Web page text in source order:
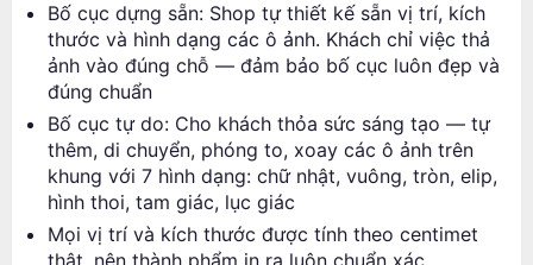
Bố cục dựng sẵn: Shop tự thiết kế sẵn vị trí, kích
thước và hình dạng các ô ảnh. Khách chỉ việc thả
ảnh vào đúng chỗ — đảm bảo bố cục luôn đẹp và
đúng chuẩn
Bố cục tự do: Cho khách thỏa sức sáng tạo — tự
thêm, di chuyển, phóng to, xoay các ô ảnh trên
khung với 7 hình dạng: chữ nhật, vuông, tròn, elip,
hình thoi, tam giác, lục giác
Mọi vị trí và kích thước được tính theo centimet